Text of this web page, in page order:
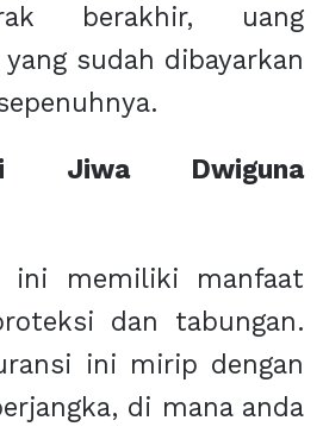
berakhir, uang
sudah dibayarkan
Jiwa Dwiguna
ini memiliki manfaat
dan tabungan.
ini mirip dengan
di mana anda